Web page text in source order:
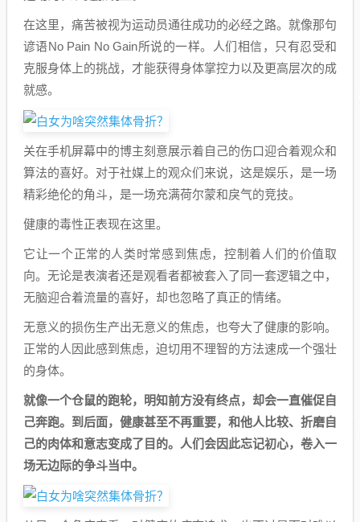
在这里，痛苦被视为运动员通往成功的必经之路。就像那句
谚语No Pain No Gain所说的一样。人们相信，只有忍受和
克服身体上的挑战，才能获得身体掌控力以及更高层次的成
就感。
关在手机屏幕中的博主刻意展示着自己的伤口迎合着观众和
算法的喜好。对于社媒上的观众们来说，这是娱乐，是一场
精彩绝伦的角斗，是一场充满荷尔蒙和戾气的竞技。
健康的毒性正表现在这里。
它让一个正常的人类时常感到焦虑，控制着人们的价值取
向。无论是表演者还是观看者都被套入了同一套逻辑之中，
无脑迎合着流量的喜好，却也忽略了真正的情绪。
无意义的损伤生产出无意义的焦虑，也夸大了健康的影响。
正常的人因此感到焦虑，迫切用不理智的方法速成一个强壮
的身体。
就像一个仓鼠的跑轮，明知前方没有终点，却会一直催促自
己奔跑。到后面，健康甚至不再重要，和他人比较、折磨自
己的肉体和意志变成了目的。人们会因此忘记初心，卷入一
场无边际的争斗当中。